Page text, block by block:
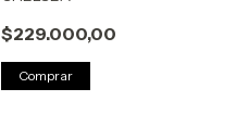
$229.000,00
Comprar